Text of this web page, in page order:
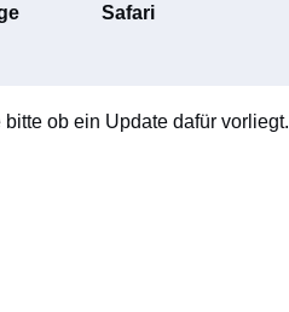
Safari
ob ein Update dafür vorliegt.